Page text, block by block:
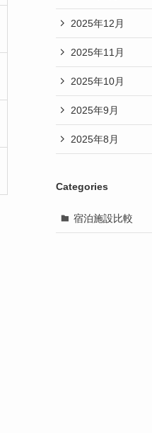
2025年12月
2025年11月
2025年10月
2025年9月
2025年8月
Categories
宿泊施設比較